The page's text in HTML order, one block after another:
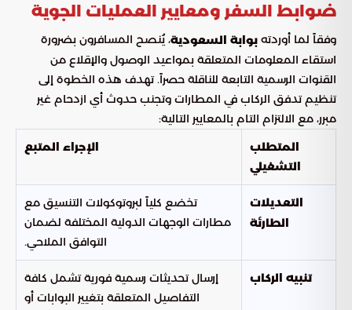
ضوابط السفر ومعايير العمليات الجوية
وفقاً لما أوردته بوابة السعودية، يُنصح المسافرون بضرورة
استقاء المعلومات المتعلقة بمواعيد الوصول والإقلاع من
القنوات الرسمية التابعة للناقلة حصراً. تهدف هذه الخطوة إلى
تنظيم تدفق الركاب في المطارات وتجنب حدوث أي ازدحام غير
مبرر، مع الالتزام التام بالمعايير التالية:
المتطلب
التشغيلي
الإجراء المتبع
التعديلات
الطارئة
تخضع كلياً لبروتوكولات التنسيق مع
مطارات الوجهات الدولية المختلفة لضمان
التوافق الملاحي.
تنبيه الركاب
إرسال تحديثات رسمية فورية تشمل كافة
التفاصيل المتعلقة بتغيير البوابات أو